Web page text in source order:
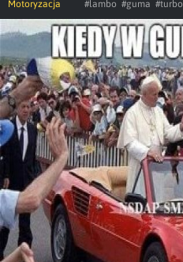
Motoryzacja #lambo #guma #turbo